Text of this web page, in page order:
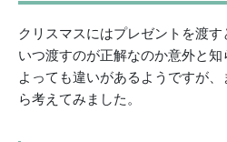
クリスマスにはプレゼントを渡す
いつ渡すのが正解なのか意外と
よっても違いがあるようですが
ら考えてみました。